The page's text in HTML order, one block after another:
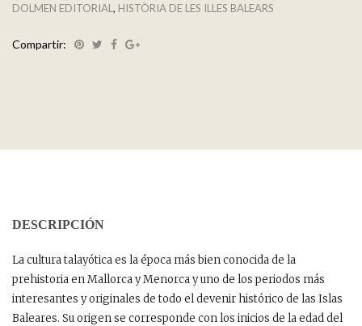
DOLMEN EDITORIAL , HISTÒRIA DE LES ILLES BALEARS
Compartir:
DESCRIPCIÓN
La cultura talayótica es la época más bien conocida de la
prehistoria en Mallorca y Menorca y uno de los periodos más
interesantes y originales de todo el devenir histórico de las Islas
Baleares. Su origen se corresponde con los inicios de la edad del